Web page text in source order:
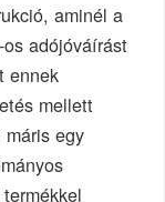
aminél a
adójóváírást
ennek
mellett
egy